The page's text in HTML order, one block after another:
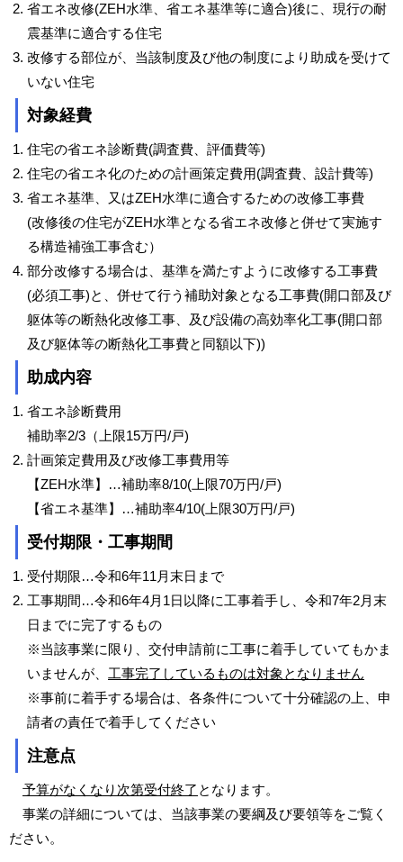
省エネ改修(ZEH水準、省エネ基準等に適合)後に、現行の耐
震基準に適合する住宅
改修する部位が、当該制度及び他の制度により助成を受けて
いない住宅
対象経費
住宅の省エネ診断費(調査費、評価費等)
住宅の省エネ化のための計画策定費用(調査費、設計費等)
省エネ基準、又はZEH水準に適合するための改修工事費
(改修後の住宅がZEH水準となる省エネ改修と併せて実施す
る構造補強工事含む）
部分改修する場合は、基準を満たすように改修する工事費
(必須工事)と、併せて行う補助対象となる工事費(開口部及び
躯体等の断熱化改修工事、及び設備の高効率化工事(開口部
及び躯体等の断熱化工事費と同額以下))
助成内容
省エネ診断費用
補助率2/3（上限15万円/戸)
計画策定費用及び改修工事費用等
【ZEH水準】…補助率8/10(上限70万円/戸)
【省エネ基準】…補助率4/10(上限30万円/戸)
受付期限・工事期間
受付期限…令和6年11月末日まで
工事期間…令和6年4月1日以降に工事着手し、令和7年2月末
日までに完了するもの
※当該事業に限り、交付申請前に工事に着手していてもかま
いませんが、 工事完了しているものは対象となりません
※事前に着手する場合は、各条件について十分確認の上、申
請者の責任で着手してください
注意点
予算がなくなり次第受付終了 となります。
事業の詳細については、当該事業の要綱及び要領等をご覧く
ださい。